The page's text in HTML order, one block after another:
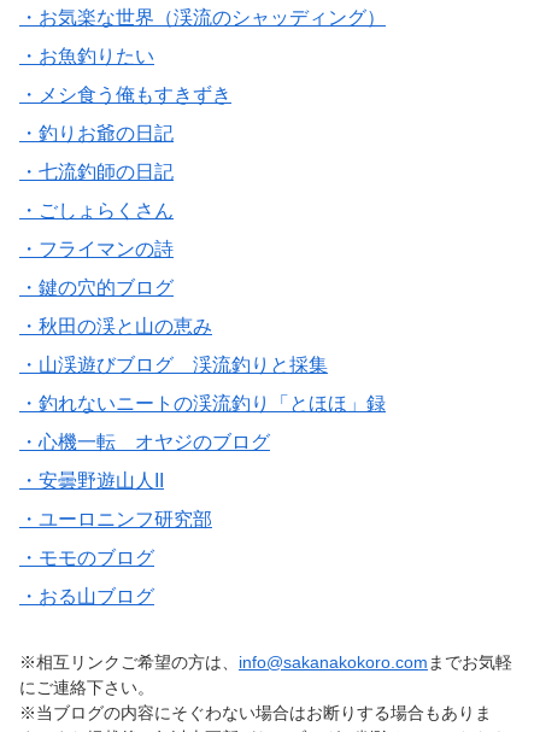
・お気楽な世界（渓流のシャッディング）
・お魚釣りたい
・メシ食う俺もすきずき
・釣りお爺の日記
・七流釣師の日記
・ごしょらくさん
・フライマンの詩
・鍵の穴的ブログ
・秋田の渓と山の恵み
・山渓遊びブログ 渓流釣りと採集
・釣れないニートの渓流釣り「とほほ」録
・心機一転 オヤジのブログ
・安曇野遊山人II
・ユーロニンフ研究部
・モモのブログ
・おる山ブログ
※相互リンクご希望の方は、 info@sakanakokoro.com までお気軽
にご連絡下さい。
※当ブログの内容にそぐわない場合はお断りする場合もありま